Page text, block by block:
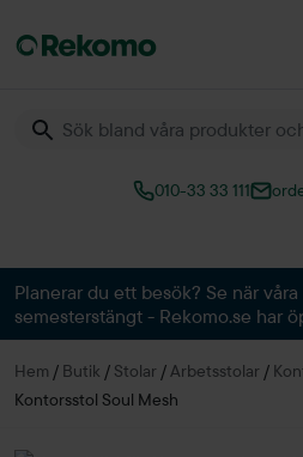
010-33 33 111
Planerar du ett besök? Se när
semesterstängt - Rekomo.se har
Hem / Butik / Stolar /Arbetsstolar /
Kontorsstol Soul Mesh